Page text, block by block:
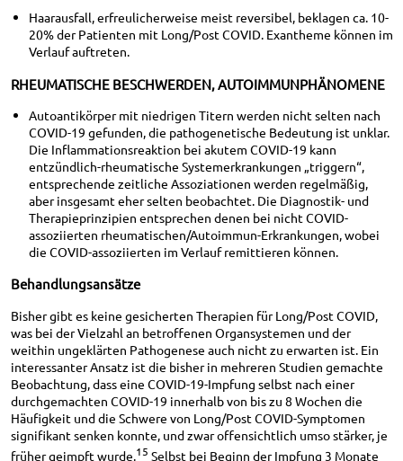
Haarausfall, erfreulicherweise meist reversibel, beklagen ca. 10-
20% der Patienten mit Long/Post COVID. Exantheme können im
Verlauf auftreten.
RHEUMATISCHE BESCHWERDEN, AUTOIMMUNPHÄNOMENE
Autoantikörper mit niedrigen Titern werden nicht selten nach
COVID-19 gefunden, die pathogenetische Bedeutung ist unklar.
Die Inflammationsreaktion bei akutem COVID-19 kann
entzündlich-rheumatische Systemerkrankungen „triggern“,
entsprechende zeitliche Assoziationen werden regelmäßig,
aber insgesamt eher selten beobachtet. Die Diagnostik- und
Therapieprinzipien entsprechen denen bei nicht COVID-
assoziierten rheumatischen/Autoimmun-Erkrankungen, wobei
die COVID-assoziierten im Verlauf remittieren können.
Behandlungsansätze
Bisher gibt es keine gesicherten Therapien für Long/Post COVID,
was bei der Vielzahl an betroffenen Organsystemen und der
weithin ungeklärten Pathogenese auch nicht zu erwarten ist. Ein
interessanter Ansatz ist die bisher in mehreren Studien gemachte
Beobachtung, dass eine COVID-19-Impfung selbst nach einer
durchgemachten COVID-19 innerhalb von bis zu 8 Wochen die
Häufigkeit und die Schwere von Long/Post COVID-Symptomen
signifikant senken konnte, und zwar offensichtlich umso stärker, je
früher geimpft wurde. 15 Selbst bei Beginn der Impfung 3 Monate